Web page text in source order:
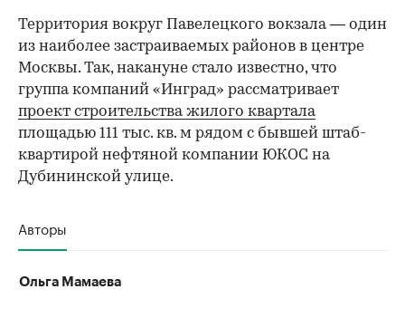
Территория вокруг Павелецкого вокзала — один
из наиболее застраиваемых районов в центре
Москвы. Так, накануне стало известно, что
группа компаний «Инград» рассматривает
проект строительства жилого квартала
площадью 111 тыс. кв. м рядом с бывшей штаб-
квартирой нефтяной компании ЮКОС на
Дубининской улице.
Авторы
Ольга Мамаева